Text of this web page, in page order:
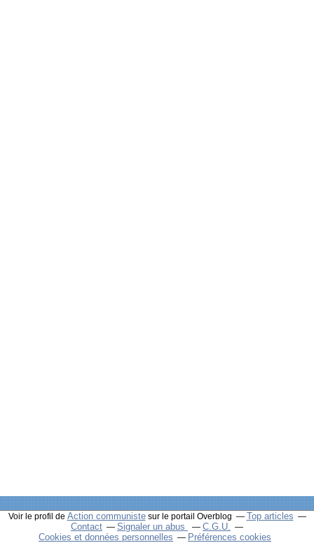
Voir le profil de Action communistesur le portail Overblog
Top articles
Contact
Signaler un abus
C.G.U.
Cookies et données personnelles
Préférences cookies